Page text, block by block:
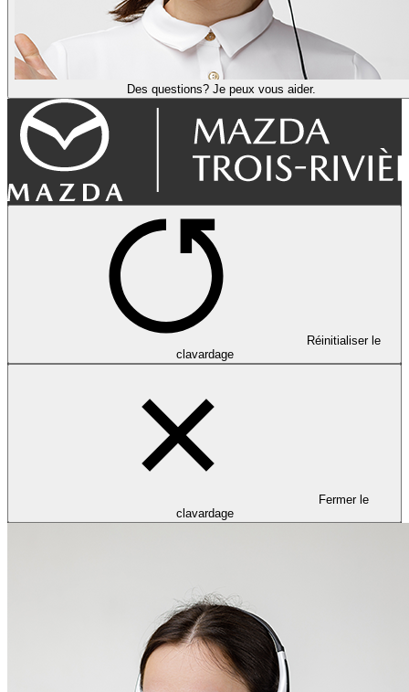
Des questions? Je peux vous aider.
Réinitialiser le
clavardage
Fermer le
clavardage